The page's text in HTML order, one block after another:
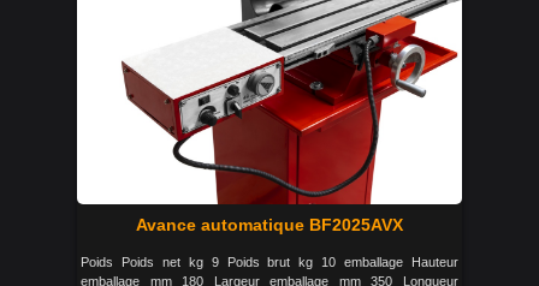
Avance automatique BF2025AVX
Poids Poids net kg 9 Poids brut kg 10 emballage Hauteur
emballage mm 180 Largeur emballage mm 350 Longueur